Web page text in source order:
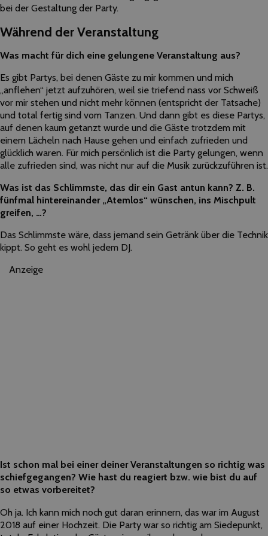
bei der Gestaltung der Party.
Während der Veranstaltung
Was macht für dich eine gelungene Veranstaltung aus?
Es gibt Partys, bei denen Gäste zu mir kommen und mich
„anflehen“ jetzt aufzuhören, weil sie triefend nass vor Schweiß
vor mir stehen und nicht mehr können (entspricht der Tatsache)
und total fertig sind vom Tanzen. Und dann gibt es diese Partys,
auf denen kaum getanzt wurde und die Gäste trotzdem mit
einem Lächeln nach Hause gehen und einfach zufrieden und
glücklich waren. Für mich persönlich ist die Party gelungen, wenn
alle zufrieden sind, was nicht nur auf die Musik zurückzuführen ist.
Was ist das Schlimmste, das dir ein Gast antun kann? Z. B.
fünfmal hintereinander „Atemlos“ wünschen, ins Mischpult
greifen, …?
Das Schlimmste wäre, dass jemand sein Getränk über die Technik
kippt. So geht es wohl jedem DJ.
Anzeige
Ist schon mal bei einer deiner Veranstaltungen so richtig was
schiefgegangen? Wie hast du reagiert bzw. wie bist du auf
so etwas vorbereitet?
Oh ja. Ich kann mich noch gut daran erinnern, das war im August
2018 auf einer Hochzeit. Die Party war so richtig am Siedepunkt,